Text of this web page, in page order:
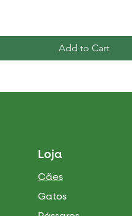
Add to Cart
Loja
Cães
Gatos